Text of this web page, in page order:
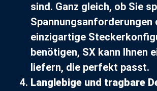
sind. Ganz gleich, ob Sie
Spannungsanforderungen
einzigartige
benötigen, SX kann Ihnen
liefern, die perfekt passt.
Langlebige und tragbare